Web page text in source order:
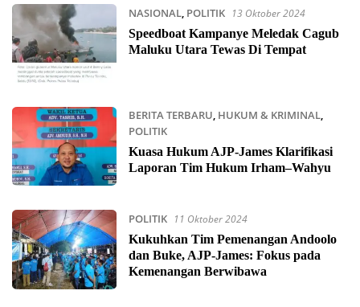
NASIONAL, POLITIK
13 Oktober 2024
Speedboat Kampanye Meledak Cagub
Maluku Utara Tewas Di Tempat
BERITA TERBARU, HUKUM & KRIMINAL,
POLITIK
11 Oktober 2024
Kuasa Hukum AJP-James Klarifikasi
Laporan Tim Hukum Irham–Wahyu
POLITIK
11 Oktober 2024
Kukuhkan Tim Pemenangan Andoolo
dan Buke, AJP-James: Fokus pada
Kemenangan Berwibawa